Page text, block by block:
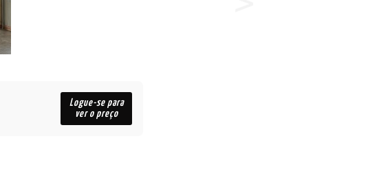
Logue-se para
ver o preço